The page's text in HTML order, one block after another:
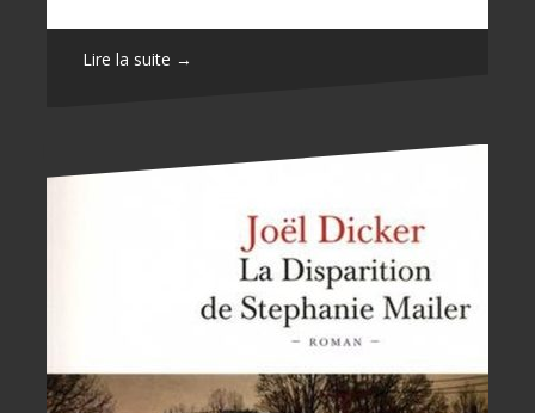
Lire la suite →